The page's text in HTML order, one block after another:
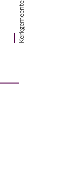
Kerkgemeentes